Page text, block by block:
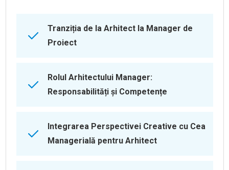
Tranziția de la Arhitect la Manager de
Proiect
Rolul Arhitectului Manager:
Responsabilități și Competențe
Integrarea Perspectivei Creative cu Cea
Managerială pentru Arhitect